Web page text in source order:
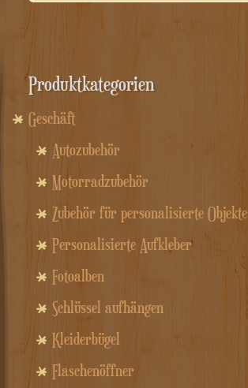
Produktkategorien
Geschäft
Autozubehör
Motorradzubehör
Zubehör für personalisierte Objekte
Personalisierte Aufkleber
Fotoalben
Schlüssel aufhängen
Kleiderbügel
Flaschenöffner